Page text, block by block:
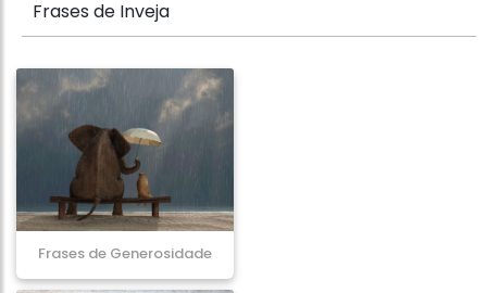
Frases de Inveja
Frases de Generosidade